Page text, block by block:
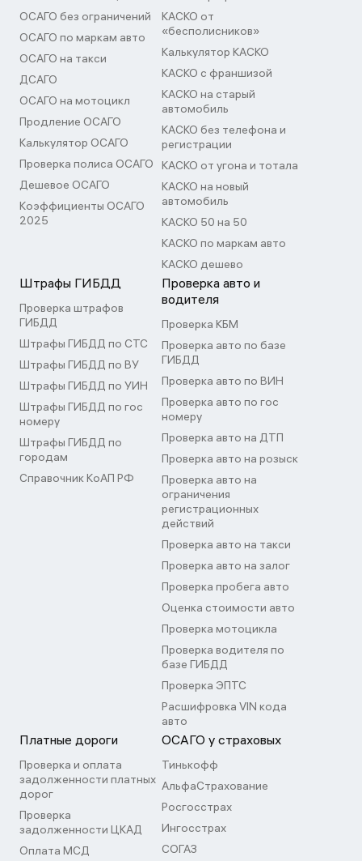
ОСАГО без ограничений
ОСАГО по маркам авто
ОСАГО на такси
ДСАГО
ОСАГО на мотоцикл
Продление ОСАГО
Калькулятор ОСАГО
Проверка полиса ОСАГО
Дешевое ОСАГО
Коэффициенты ОСАГО
2025
КАСКО от
«бесполисников»
Калькулятор КАСКО
КАСКО с франшизой
КАСКО на старый
автомобиль
КАСКО без телефона и
регистрации
КАСКО от угона и тотала
КАСКО на новый
автомобиль
КАСКО 50 на 50
КАСКО по маркам авто
КАСКО дешево
Штрафы ГИБДД
Проверка штрафов
ГИБДД
Штрафы ГИБДД по СТС
Штрафы ГИБДД по ВУ
Штрафы ГИБДД по УИН
Штрафы ГИБДД по гос
номеру
Штрафы ГИБДД по
городам
Справочник КоАП РФ
Проверка авто и
водителя
Проверка КБМ
Проверка авто по базе
ГИБДД
Проверка авто по ВИН
Проверка авто по гос
номеру
Проверка авто на ДТП
Проверка авто на розыск
Проверка авто на
ограничения
регистрационных
действий
Проверка авто на такси
Проверка авто на залог
Проверка пробега авто
Оценка стоимости авто
Проверка мотоцикла
Проверка водителя по
базе ГИБДД
Проверка ЭПТС
Расшифровка VIN кода
авто
Платные дороги
Проверка и оплата
задолженности платных
дорог
Проверка
задолженности ЦКАД
Оплата МСД
ОСАГО у страховых
Тинькофф
АльфаСтрахование
Росгосстрах
Ингосстрах
СОГАЗ